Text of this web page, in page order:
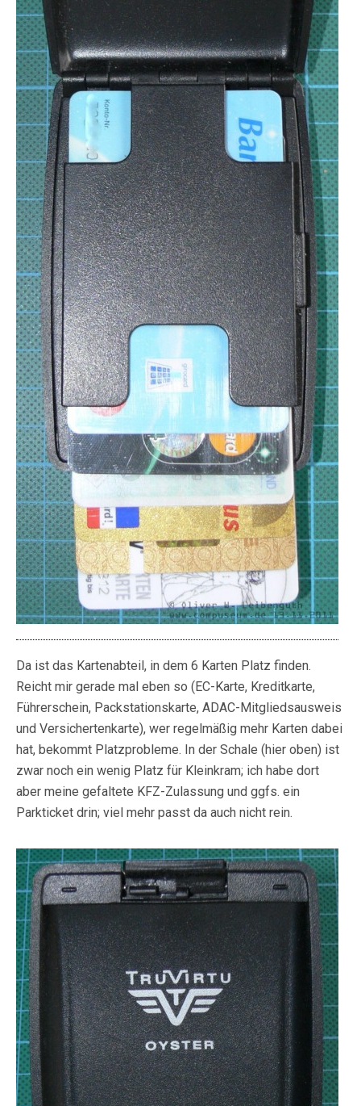
Da ist das Kartenabteil, in dem 6 Karten Platz finden.
Reicht mir gerade mal eben so (EC-Karte, Kreditkarte,
Führerschein, Packstationskarte, ADAC-Mitgliedsausweis
und Versichertenkarte), wer regelmäßig mehr Karten dabei
hat, bekommt Platzprobleme. In der Schale (hier oben) ist
zwar noch ein wenig Platz für Kleinkram; ich habe dort
aber meine gefaltete KFZ-Zulassung und ggfs. ein
Parkticket drin; viel mehr passt da auch nicht rein.